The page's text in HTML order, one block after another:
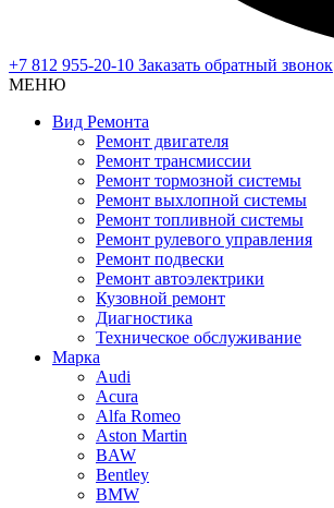
+7 812 955-20-10 Заказать обратный звонок
МЕНЮ
Вид Ремонта
Ремонт двигателя
Ремонт трансмиссии
Ремонт тормозной системы
Ремонт выхлопной системы
Ремонт топливной системы
Ремонт рулевого управления
Ремонт подвески
Ремонт автоэлектрики
Кузовной ремонт
Диагностика
Техническое обслуживание
Марка
Audi
Acura
Alfa Romeo
Aston Martin
BAW
Bentley
BMW